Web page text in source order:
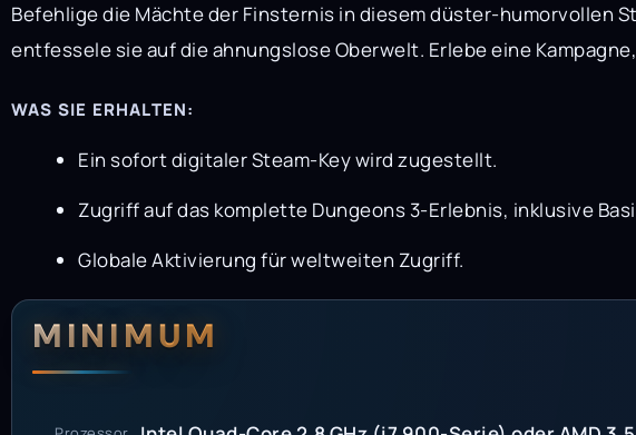
Befehlige die Mächte der Finsternis in diesem düster-humorvollen
entfessele sie auf die ahnungslose Oberwelt. Erlebe eine
WAS SIE ERHALTEN:
Ein sofort digitaler Steam-Key wird zugestellt.
Zugriff auf das komplette Dungeons 3-Erlebnis, inklusive
Globale Aktivierung für weltweiten Zugriff.
MINIMUM